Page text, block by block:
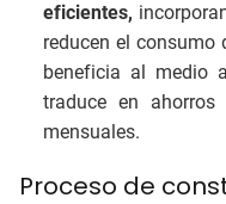
eficientes,
reducen el consumo
beneficia al medio
traduce en
mensuales.
Proceso de